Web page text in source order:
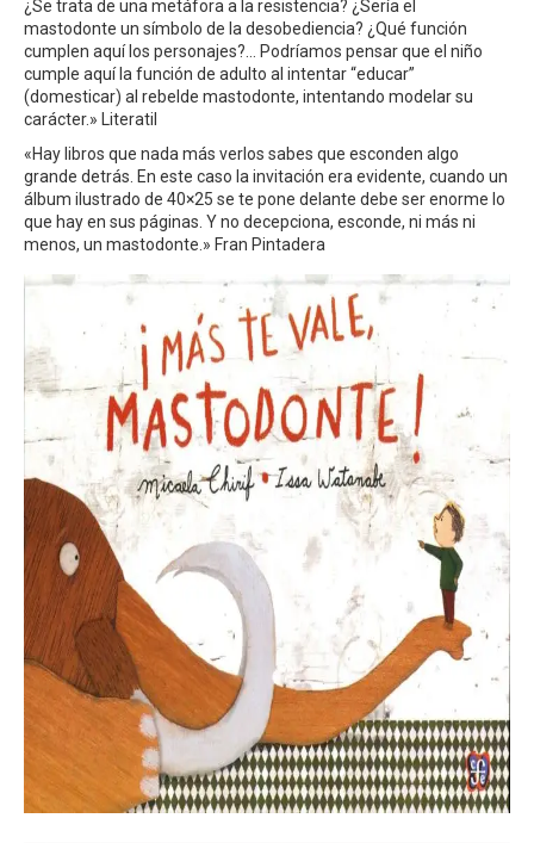
¿Se trata de una metáfora a la resistencia? ¿Sería el
mastodonte un símbolo de la desobediencia? ¿Qué función
cumplen aquí los personajes?… Podríamos pensar que el niño
cumple aquí la función de adulto al intentar “educar”
(domesticar) al rebelde mastodonte, intentando modelar su
carácter.» Literatil
«Hay libros que nada más verlos sabes que esconden algo
grande detrás. En este caso la invitación era evidente, cuando un
álbum ilustrado de 40×25 se te pone delante debe ser enorme lo
que hay en sus páginas. Y no decepciona, esconde, ni más ni
menos, un mastodonte.» Fran Pintadera